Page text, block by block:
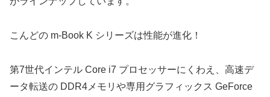
こんどの m-Book K シリーズは性能が進化！
第7世代インテル Core i7 プロセッサーにくわえ、高速デ
ータ転送の DDR4メモリや専用グラフィックス GeForce